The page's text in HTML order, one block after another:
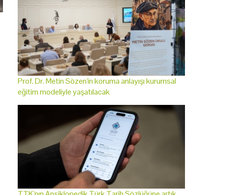
Prof. Dr. Metin Sözen'in koruma anlayışı kurumsal
eğitim modeliyle yaşatılacak